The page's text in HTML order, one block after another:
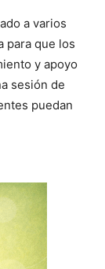
a varios
para que los
y apoyo
sesión de
puedan